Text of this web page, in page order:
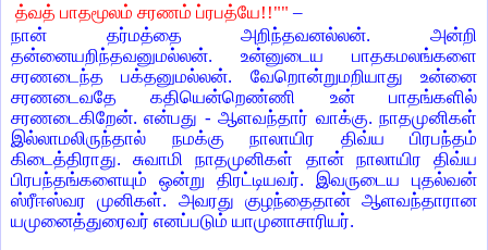
த்வத் பாதமூலம் சரணம் ப்ரபத்யே!!"" –
நான் தர்மத்தை அறிந்தவனல்லன். அன்றி
தன்னையறிந்தவனுமல்லன். உன்னுடைய பாதகமலங்களை
சரணடைந்த பக்தனுமல்லன். வேறொன்றுமறியாது உன்னை
சரணடைவதே கதியென்றெண்ணி உன் பாதங்களில்
சரணடைகிறேன். என்பது - ஆளவந்தார் வாக்கு. நாதமுனிகள்
இல்லாமலிருந்தால் நமக்கு நாலாயிர திவ்ய பிரபந்தம்
கிடைத்திராது. சுவாமி நாதமுனிகள் தான் நாலாயிர திவ்ய
பிரபந்தங்களையும் ஒன்று திரட்டியவர். இவருடைய புதல்வன்
ஸ்ரீஈஸ்வர முனிகள். அவரது குழந்தைதான் ஆளவந்தாரான
யமுனைத்துரைவர் எனப்படும் யாமுனாசாரியர்.